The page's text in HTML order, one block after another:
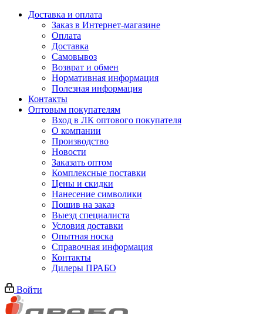
Доставка и оплата
Заказ в Интернет-магазине
Оплата
Доставка
Самовывоз
Возврат и обмен
Нормативная информация
Полезная информация
Контакты
Оптовым покупателям
Вход в ЛК оптового покупателя
О компании
Производство
Новости
Заказать оптом
Комплексные поставки
Цены и скидки
Нанесение символики
Пошив на заказ
Выезд специалиста
Условия доставки
Опытная носка
Справочная информация
Контакты
Дилеры ПРАБО
Войти